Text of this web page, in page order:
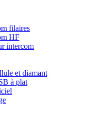
filaires
HF
intercom
et diamant
à plat